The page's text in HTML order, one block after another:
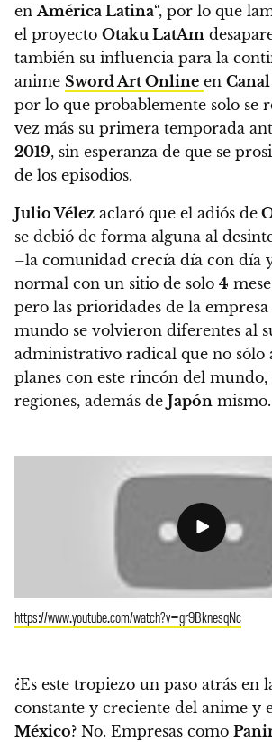
enAmérica Latina“, por lo que
el proyecto Otaku LatAm
también su influencia para la
anime Sword Art Online en Canal
por lo que probablemente solo se
vez más su primera temporada
2019, sin esperanza de que se
de los episodios.
Julio Vélez aclaró que el adiós de
se debió de forma alguna al
–la comunidad crecía día con día
normal con un sitio de solo 4
pero las prioridades de la
mundo se volvieron diferentes al
administrativo radical que no sólo
planes con este rincón del mundo,
regiones, además de Japón mismo.
https://www.youtube.com/watch?v=gr9BknesqNc
¿Es este tropiezo un paso atrás en
constante y creciente del anime y
México? No. Empresas como